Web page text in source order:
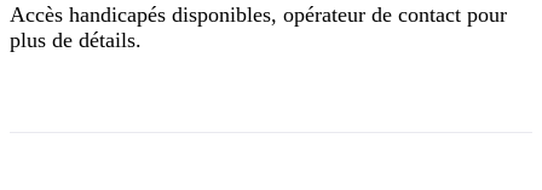
Accès handicapés disponibles, opérateur de contact pour
plus de détails.